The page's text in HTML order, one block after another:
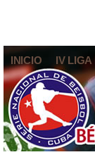
INICIO IV LIGA